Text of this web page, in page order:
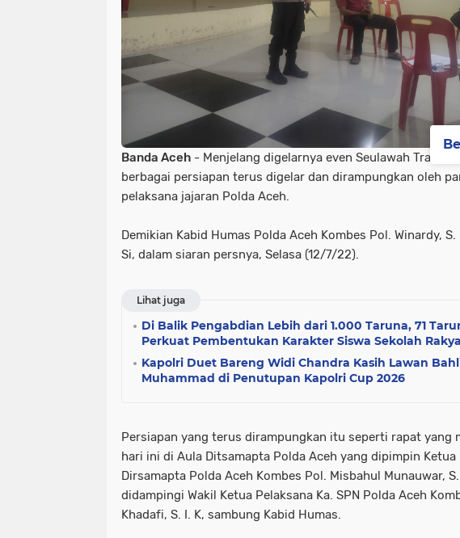
Banda Aceh - Menjelang digelarnya even Seulawah Trail
berbagai persiapan terus digelar dan dirampungkan oleh
pelaksana jajaran Polda Aceh.
Demikian Kabid Humas Polda Aceh Kombes Pol. Winardy, S.
Si, dalam siaran persnya, Selasa (12/7/22).
Lihat juga
Di Balik Pengabdian Lebih dari 1.000 Taruna, 71
Perkuat Pembentukan Karakter Siswa Sekolah
Kapolri Duet Bareng Widi Chandra Kasih Lawan
Muhammad di Penutupan Kapolri Cup 2026
Persiapan yang terus dirampungkan itu seperti rapat yang
hari ini di Aula Ditsamapta Polda Aceh yang dipimpin Ketua
Dirsamapta Polda Aceh Kombes Pol. Misbahul Munauwar,
didampingi Wakil Ketua Pelaksana Ka. SPN Polda Aceh
Khadafi, S. I. K, sambung Kabid Humas.